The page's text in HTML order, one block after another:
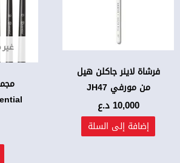
فرشاة لاينر جاكلن هيل
من مورفي JH47
10,000 د.ع
إضافة إلى السلة
غير